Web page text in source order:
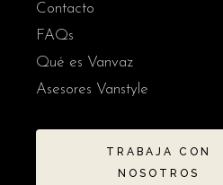
Contacto
FAQs
Qué es Vanvaz
Asesores Vanstyle
TRABAJA CON
NOSOTROS